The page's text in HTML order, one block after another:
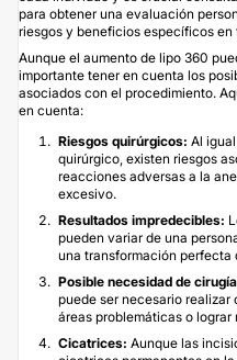
para obtener una evaluación
riesgos y beneficios específicos en
Aunque el aumento de lipo 360
importante tener en cuenta los
asociados con el procedimiento.
en cuenta:
Riesgos quirúrgicos: Al
quirúrgico, existen riesgos
reacciones adversas a la
excesivo.
Resultados impredecibles:
pueden variar de una
una transformación perfecta
Posible necesidad de
puede ser necesario
áreas problemáticas o lograr
Cicatrices: Aunque las